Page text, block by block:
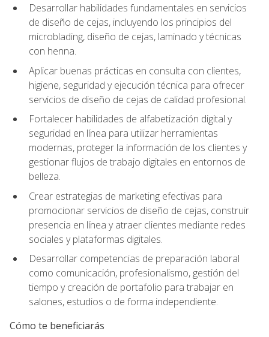
Desarrollar habilidades fundamentales en servicios
de diseño de cejas, incluyendo los principios del
microblading, diseño de cejas, laminado y técnicas
con henna.
Aplicar buenas prácticas en consulta con clientes,
higiene, seguridad y ejecución técnica para ofrecer
servicios de diseño de cejas de calidad profesional.
Fortalecer habilidades de alfabetización digital y
seguridad en línea para utilizar herramientas
modernas, proteger la información de los clientes y
gestionar flujos de trabajo digitales en entornos de
belleza.
Crear estrategias de marketing efectivas para
promocionar servicios de diseño de cejas, construir
presencia en línea y atraer clientes mediante redes
sociales y plataformas digitales.
Desarrollar competencias de preparación laboral
como comunicación, profesionalismo, gestión del
tiempo y creación de portafolio para trabajar en
salones, estudios o de forma independiente.
Cómo te beneficiarás